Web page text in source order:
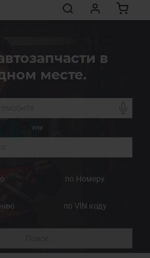
в
месте.
или
по Номеру
по VIN коду